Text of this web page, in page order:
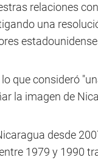
relaciones
una
que consideró
la imagen de
desde
1979 y 1990